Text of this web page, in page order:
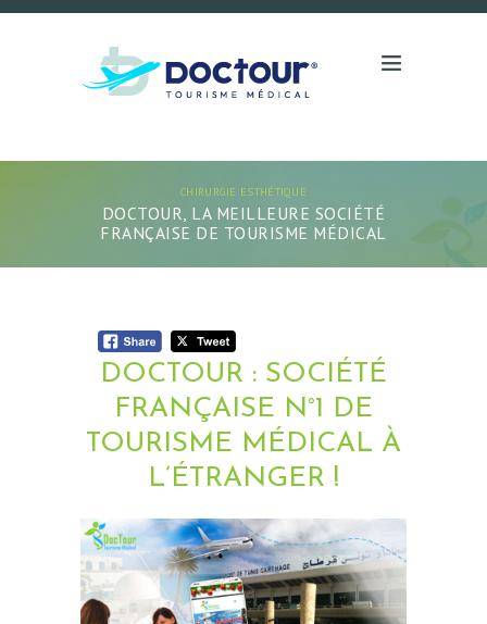
CHIRURGIE ESTHÉTIQUE
DOCTOUR, LA MEILLEURE SOCIÉTÉ
FRANÇAISE DE TOURISME MÉDICAL
DOCTOUR : SOCIÉTÉ
FRANÇAISE N°1 DE
TOURISME MÉDICAL À
L’ÉTRANGER !